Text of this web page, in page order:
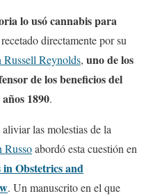
lo usó cannabis para
directamente por su
Russell Reynolds, uno de los
de los beneficios del
1890.
las molestias de la
Russoabordó esta cuestión en
Obstetrics and
. Un manuscrito en el que